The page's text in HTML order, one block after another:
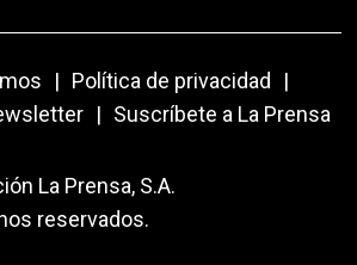
| Política de privacidad
|
| Suscríbete a La Prensa
La Prensa, S.A.
reservados.